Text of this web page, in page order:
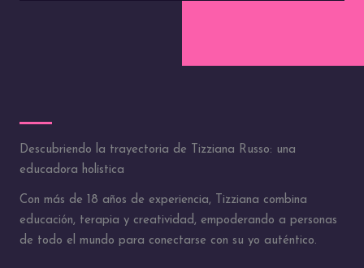
Descubriendo la trayectoria de Tizziana Russo: una
educadora holística
Con más de 18 años de experiencia, Tizziana combina
educación, terapia y creatividad, empoderando a personas
de todo el mundo para conectarse con su yo auténtico.